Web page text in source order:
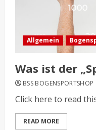
Allgemein
Was ist der
BSS BOGENSPORTSHOP
Click here to read
READ MORE